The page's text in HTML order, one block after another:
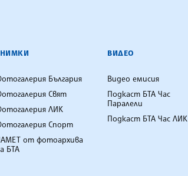
България
Свят
ЛИК
Спорт
от фотоархива
БТА
ВИДЕО
Видео емисия
Подкаст БТА Час
Паралели
Подкаст БТА Час ЛИК